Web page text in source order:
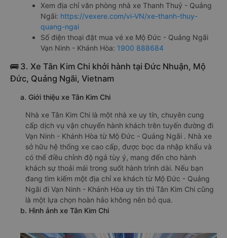
Xem địa chỉ văn phòng nhà xe Thanh Thuỷ - Quảng
Ngãi: https://vexere.com/vi-VN/xe-thanh-thuy-
quang-ngai
Số điện thoại đặt mua vé xe Mộ Đức - Quảng Ngãi
Vạn Ninh - Khánh Hòa: 1900 888684
🚌 3. Xe Tân Kim Chi khởi hành tại Đức Nhuận, Mộ
Đức, Quảng Ngãi, Vietnam
a. Giới thiệu xe Tân Kim Chi
Nhà xe Tân Kim Chi là một nhà xe uy tín, chuyên cung
cấp dịch vụ vận chuyển hành khách trên tuyến đường đi
Vạn Ninh - Khánh Hòa từ Mộ Đức - Quảng Ngãi . Nhà xe
sở hữu hệ thống xe cao cấp, được bọc da nhập khẩu và
có thể điều chỉnh độ ngả tùy ý, mang đến cho hành
khách sự thoải mái trong suốt hành trình dài. Nếu bạn
đang tìm kiếm một địa chỉ xe khách từ Mộ Đức - Quảng
Ngãi đi Vạn Ninh - Khánh Hòa uy tín thì Tân Kim Chi cũng
là một lựa chọn hoàn hảo không nên bỏ qua.
b. Hình ảnh xe Tân Kim Chi